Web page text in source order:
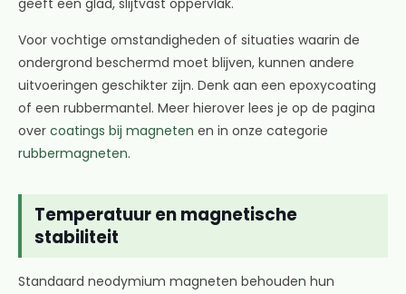
geeft een glad, slijtvast oppervlak.
Voor vochtige omstandigheden of situaties waarin de
ondergrond beschermd moet blijven, kunnen andere
uitvoeringen geschikter zijn. Denk aan een epoxycoating
of een rubbermantel. Meer hierover lees je op de pagina
over coatings bij magneten en in onze categorie
rubbermagneten.
Temperatuur en magnetische
stabiliteit
Standaard neodymium magneten behouden hun